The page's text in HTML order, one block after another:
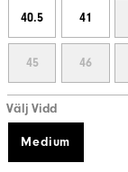
40.5 41
45 46
Välj Vidd
Medium